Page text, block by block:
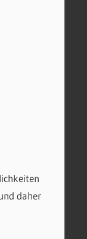
daher